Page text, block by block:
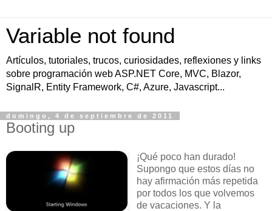
Variable not found
Artículos, tutoriales, trucos, curiosidades, reflexiones y links
sobre programación web ASP.NET Core, MVC, Blazor,
SignalR, Entity Framework, C#, Azure, Javascript...
domingo, 4 de septiembre de 2011
Booting up
¡Qué poco han durado!
Supongo que estos días no
hay afirmación más repetida
por todos los que volvemos
de vacaciones. Y la